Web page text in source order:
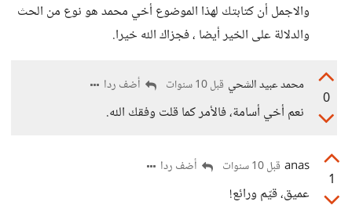
والاجمل أن كتابتك لهذا الموضوع أخي محمد هو نوع من الحث
والدلالة على الخير أيضا ، فجزاك الله خيرا.
0
محمد عبيد الشحي قبل 10 سنوات أضف ردا
نعم أخي أسامة، فالأمر كما قلت وفقك الله.
1
anas قبل 10 سنوات أضف ردا
عميق، قيّم ورائع!